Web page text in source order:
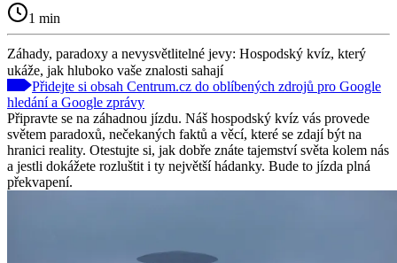
1 min
Záhady, paradoxy a nevysvětlitelné jevy: Hospodský kvíz, který
ukáže, jak hluboko vaše znalosti sahají
Přidejte si obsah Centrum.cz do oblíbených zdrojů pro Google
hledání a Google zprávy
Připravte se na záhadnou jízdu. Náš hospodský kvíz vás provede
světem paradoxů, nečekaných faktů a věcí, které se zdají být na
hranici reality. Otestujte si, jak dobře znáte tajemství světa kolem nás
a jestli dokážete rozluštit i ty největší hádanky. Bude to jízda plná
překvapení.